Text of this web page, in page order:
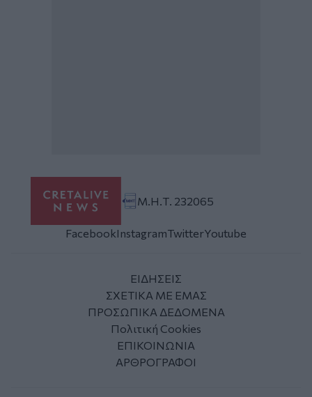
Μ.Η.Τ. 232065
FacebookInstagramTwitterYoutube
ΕΙΔΗΣΕΙΣ
ΣΧΕΤΙΚΑ ΜΕ ΕΜΑΣ
ΠΡΟΣΩΠΙΚΑ ΔΕΔΟΜΕΝΑ
Πολιτική Cookies
ΕΠΙΚΟΙΝΩΝΙΑ
ΑΡΘΡΟΓΡΑΦΟΙ